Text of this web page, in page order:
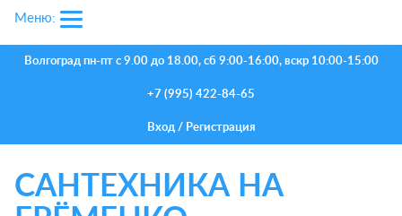
Волгоград пн-пт с 9.00 до 18.00, сб 9:00-16:00, вскр 10:00-15:00
+7 (995) 422-84-65
Вход/ Регистрация
САНТЕХНИКА НА
Меню: